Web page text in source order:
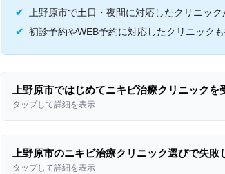
上野原市で土日・夜間に対応したクリニック
初診予約やWEB予約に対応したクリニック
上野原市ではじめてニキビ治療クリニックを
タップして詳細を表示
上野原市のニキビ治療クリニック選びで失敗
タップして詳細を表示